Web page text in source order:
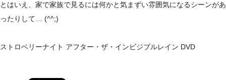
とはいえ、家で家族で見るには何かと気まずい雰囲気になるシーンがあ
ったりして… (^^;)
ストロベリーナイト アフター・ザ・インビジブルレイン DVD